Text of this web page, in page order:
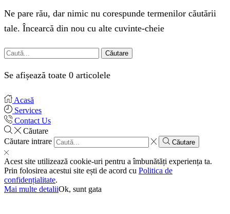
Ne pare rău, dar nimic nu corespunde termenilor căutării
tale. Încearcă din nou cu alte cuvinte-cheie
Căutare
Se afișează toate 0 articolele
Acasă
Services
Contact Us
Căutare
Căutare intrare
Căutare
Acest site utilizează cookie-uri pentru a îmbunătăți experiența ta.
Prin folosirea acestui site ești de acord cu Politica de
confidențialitate.
Mai multe detaliiOk, sunt gata